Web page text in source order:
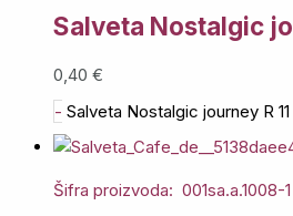
Salveta Nostalgic
0,40 €
- Salveta Nostalgic journey R
Šifra proizvoda: 001sa.a.1008-1